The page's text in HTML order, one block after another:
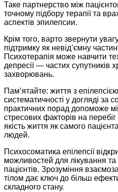
Таке партнерство між
точному підбору терапії та
аспектів эпилепсии.
Крім того, варто звернути
підтримку як невід’ємну
Психотерапія може навчити
депресії — частих супутників
захворювань.
Пам’ятайте: життя з
систематичності у догляді за
практичних порад допоможе
стресових факторів на
якість життя як самого
людей.
Психосоматика епілепсії
можливостей для лікування
пацієнтів. Зрозуміння
тілом дає ключ до більш
складного стану.